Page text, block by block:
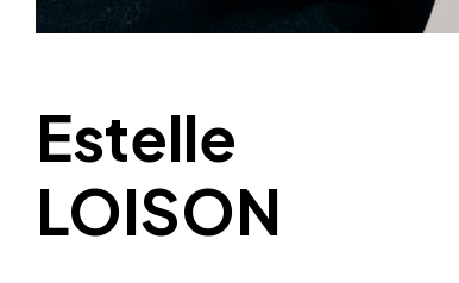
Estelle
LOISON